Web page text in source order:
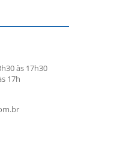
às 17h30
17h